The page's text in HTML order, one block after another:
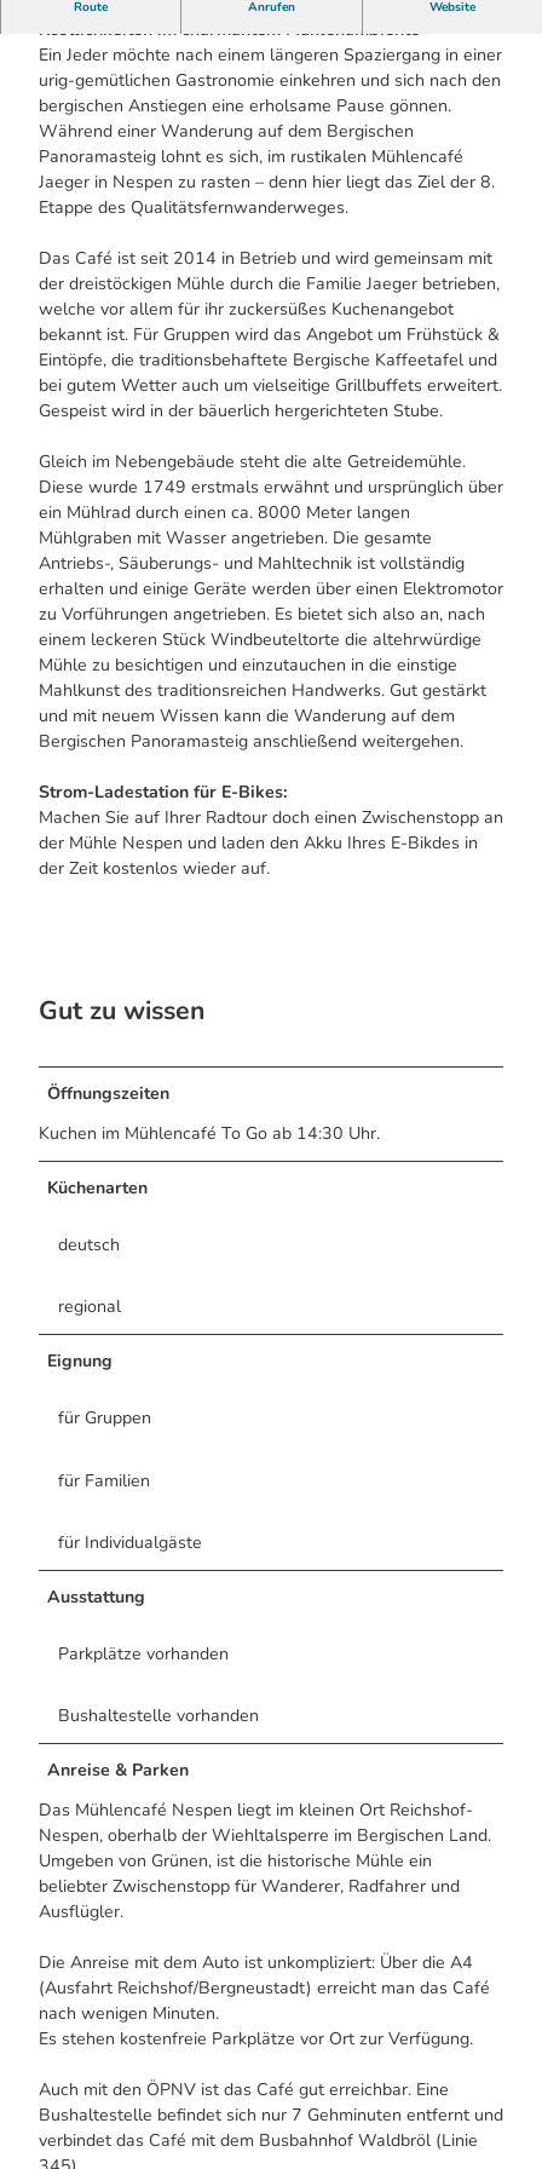
Route Anrufen Website
Gemütliche Atmosphäre bei frisch hausgemachten
Köstlichkeiten im charmantem Mühlenambiente
Ein Jeder möchte nach einem längeren Spaziergang in einer
urig-gemütlichen Gastronomie einkehren und sich nach den
bergischen Anstiegen eine erholsame Pause gönnen.
Während einer Wanderung auf dem Bergischen
Panoramasteig lohnt es sich, im rustikalen Mühlencafé
Jaeger in Nespen zu rasten – denn hier liegt das Ziel der 8.
Etappe des Qualitätsfernwanderweges.
Das Café ist seit 2014 in Betrieb und wird gemeinsam mit
der dreistöckigen Mühle durch die Familie Jaeger betrieben,
welche vor allem für ihr zuckersüßes Kuchenangebot
bekannt ist. Für Gruppen wird das Angebot um Frühstück &
Eintöpfe, die traditionsbehaftete Bergische Kaffeetafel und
bei gutem Wetter auch um vielseitige Grillbuffets erweitert.
Gespeist wird in der bäuerlich hergerichteten Stube.
Gleich im Nebengebäude steht die alte Getreidemühle.
Diese wurde 1749 erstmals erwähnt und ursprünglich über
ein Mühlrad durch einen ca. 8000 Meter langen
Mühlgraben mit Wasser angetrieben. Die gesamte
Antriebs-, Säuberungs- und Mahltechnik ist vollständig
erhalten und einige Geräte werden über einen Elektromotor
zu Vorführungen angetrieben. Es bietet sich also an, nach
einem leckeren Stück Windbeuteltorte die altehrwürdige
Mühle zu besichtigen und einzutauchen in die einstige
Mahlkunst des traditionsreichen Handwerks. Gut gestärkt
und mit neuem Wissen kann die Wanderung auf dem
Bergischen Panoramasteig anschließend weitergehen.
Strom-Ladestation für E-Bikes:
Machen Sie auf Ihrer Radtour doch einen Zwischenstopp an
der Mühle Nespen und laden den Akku Ihres E-Bikdes in
der Zeit kostenlos wieder auf.
Gut zu wissen
Öffnungszeiten
Kuchen im Mühlencafé To Go ab 14:30 Uhr.
Küchenarten
deutsch
regional
Eignung
für Gruppen
für Familien
für Individualgäste
Ausstattung
Parkplätze vorhanden
Bushaltestelle vorhanden
Anreise & Parken
Das Mühlencafé Nespen liegt im kleinen Ort Reichshof-
Nespen, oberhalb der Wiehltalsperre im Bergischen Land.
Umgeben von Grünen, ist die historische Mühle ein
beliebter Zwischenstopp für Wanderer, Radfahrer und
Ausflügler.
Die Anreise mit dem Auto ist unkompliziert: Über die A4
(Ausfahrt Reichshof/Bergneustadt) erreicht man das Café
nach wenigen Minuten.
Es stehen kostenfreie Parkplätze vor Ort zur Verfügung.
Auch mit den ÖPNV ist das Café gut erreichbar. Eine
Bushaltestelle befindet sich nur 7 Gehminuten entfernt und
verbindet das Café mit dem Busbahnhof Waldbröl (Linie